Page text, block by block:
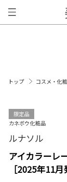
トップ コスメ・化
限定品
カネボウ化粧品
ルナソル
アイカラーレ
［2025年11月